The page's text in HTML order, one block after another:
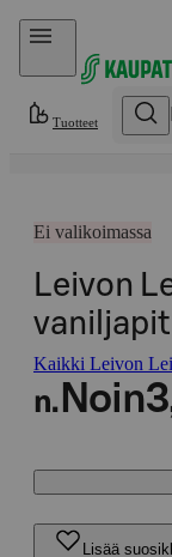
Hyppää sisältöön
Tuotteet
Ei valikoimassa
Leivon
Kaikki Leivon
n. Noin
Lisää